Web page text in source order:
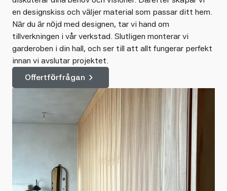
en designskiss och väljer material som passar ditt hem.
När du är nöjd med designen, tar vi hand om
tillverkningen i vår verkstad. Slutligen monterar vi
garderoben i din hall, och ser till att allt fungerar perfekt
innan vi avslutar projektet.
Offertförfrågan